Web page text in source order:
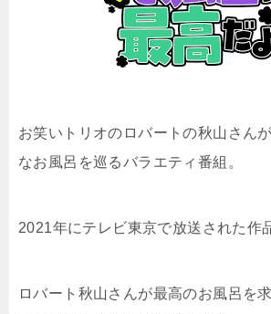
お笑いトリオのロバートの秋山さん
なお風呂を巡るバラエティ番組。
2021年にテレビ東京で放送された作
ロバート秋山さんが最高のお風呂を